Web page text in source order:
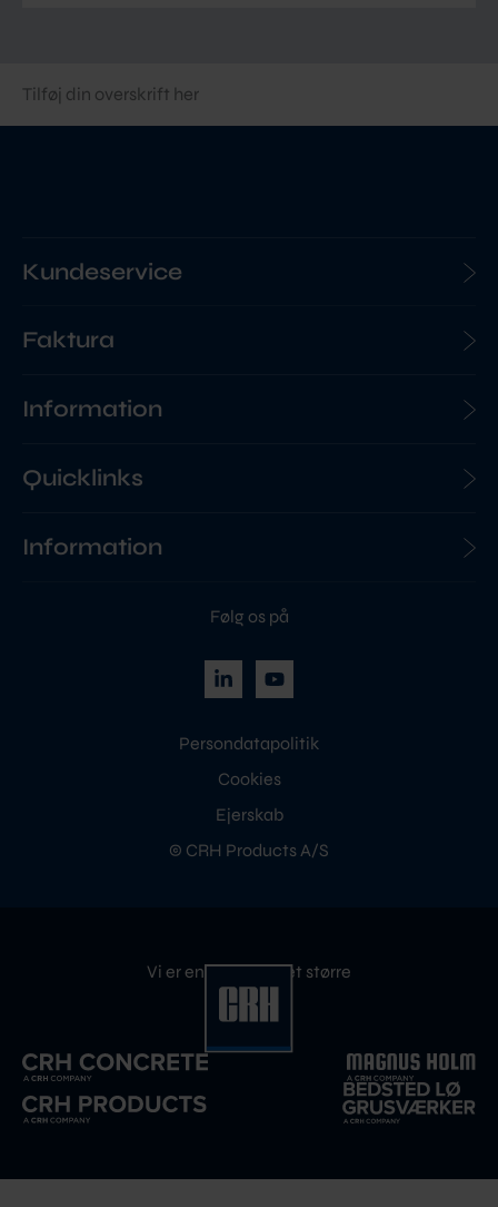
Tilføj din overskrift her
Kundeservice
Faktura
Information
Quicklinks
Information
Følg os på
Persondatapolitik
Cookies
Ejerskab
© CRH Products A/S
Vi er en del af noget større